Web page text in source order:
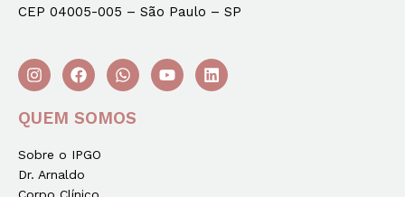
CEP 04005-005 – São Paulo – SP
QUEM SOMOS
Sobre o IPGO
Dr. Arnaldo